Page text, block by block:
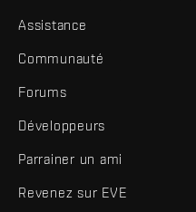
Assistance
Communauté
Forums
Développeurs
Parrainer un ami
Revenez sur EVE